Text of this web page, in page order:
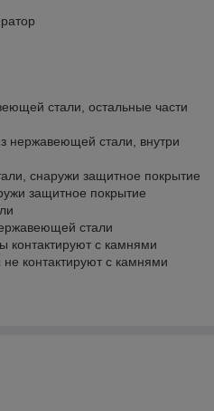
стали, остальные части
нержавеющей стали, внутри
снаружи защитное покрытие
защитное покрытие
стали
контактируют с камнями
контактируют с камнями